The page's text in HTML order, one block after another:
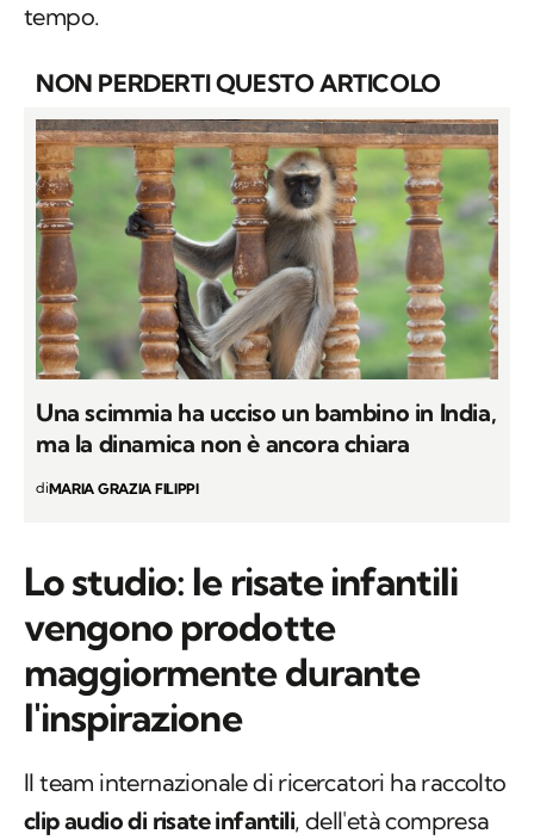
tempo.
NON PERDERTI QUESTO ARTICOLO
Una scimmia ha ucciso un bambino in India,
ma la dinamica non è ancora chiara
diMARIA GRAZIA FILIPPI
Lo studio: le risate infantili
vengono prodotte
maggiormente durante
l'inspirazione
Il team internazionale di ricercatori ha raccolto
clip audio di risate infantili, dell'età compresa